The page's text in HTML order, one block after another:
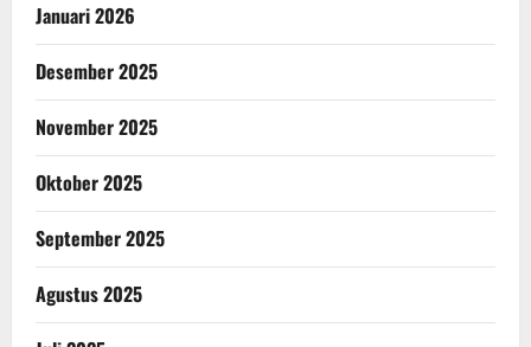
Januari 2026
Desember 2025
November 2025
Oktober 2025
September 2025
Agustus 2025